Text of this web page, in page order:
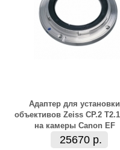
Адаптер для установки
объективов Zeiss CP.2
на камеры Canon EF
25670 р.